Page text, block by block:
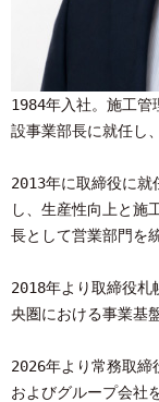
1984年入社。施工管
設事業部長に就任し
2013年に取締役に就
し、生産性向上と施
長として営業部門を
2018年より取締役札
央圏における事業基
2026年より常務取締
およびグループ会社